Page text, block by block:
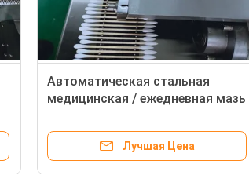
Автоматическая стальная
медицинская / ежедневная мазь
мазков в минуту
Лучшая Цена